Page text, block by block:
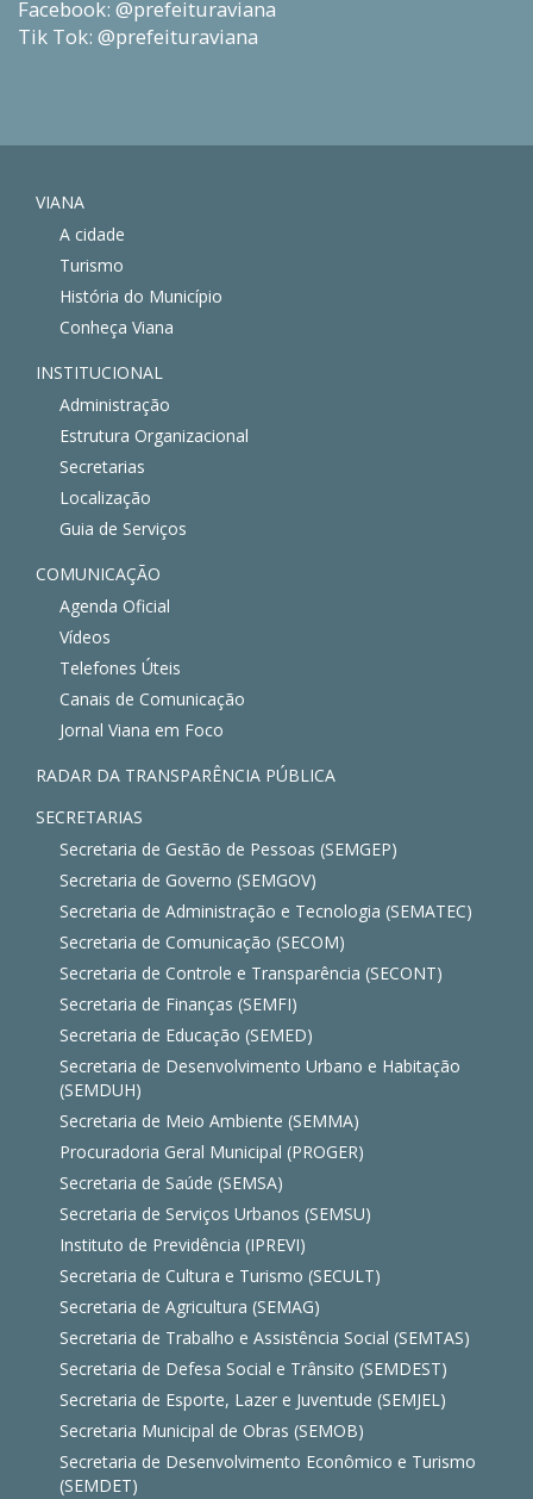
Facebook: @prefeituraviana
Tik Tok: @prefeituraviana
VIANA
A cidade
Turismo
História do Município
Conheça Viana
INSTITUCIONAL
Administração
Estrutura Organizacional
Secretarias
Localização
Guia de Serviços
COMUNICAÇÃO
Agenda Oficial
Vídeos
Telefones Úteis
Canais de Comunicação
Jornal Viana em Foco
RADAR DA TRANSPARÊNCIA PÚBLICA
SECRETARIAS
Secretaria de Gestão de Pessoas (SEMGEP)
Secretaria de Governo (SEMGOV)
Secretaria de Administração e Tecnologia (SEMATEC)
Secretaria de Comunicação (SECOM)
Secretaria de Controle e Transparência (SECONT)
Secretaria de Finanças (SEMFI)
Secretaria de Educação (SEMED)
Secretaria de Desenvolvimento Urbano e Habitação
(SEMDUH)
Secretaria de Meio Ambiente (SEMMA)
Procuradoria Geral Municipal (PROGER)
Secretaria de Saúde (SEMSA)
Secretaria de Serviços Urbanos (SEMSU)
Instituto de Previdência (IPREVI)
Secretaria de Cultura e Turismo (SECULT)
Secretaria de Agricultura (SEMAG)
Secretaria de Trabalho e Assistência Social (SEMTAS)
Secretaria de Defesa Social e Trânsito (SEMDEST)
Secretaria de Esporte, Lazer e Juventude (SEMJEL)
Secretaria Municipal de Obras (SEMOB)
Secretaria de Desenvolvimento Econômico e Turismo
(SEMDET)